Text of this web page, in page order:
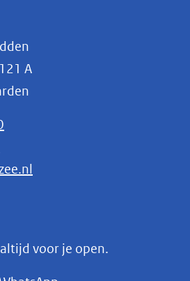
A
voor je open.